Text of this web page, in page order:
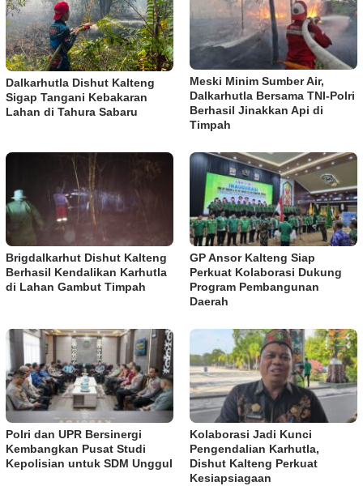
Dalkarhutla Dishut Kalteng
Sigap Tangani Kebakaran
Lahan di Tahura Sabaru
Meski Minim Sumber Air,
Dalkarhutla Bersama TNI-Polri
Berhasil Jinakkan Api di
Timpah
Brigdalkarhut Dishut Kalteng
Berhasil Kendalikan Karhutla
di Lahan Gambut Timpah
GP Ansor Kalteng Siap
Perkuat Kolaborasi Dukung
Program Pembangunan
Daerah
Polri dan UPR Bersinergi
Kembangkan Pusat Studi
Kepolisian untuk SDM Unggul
Kolaborasi Jadi Kunci
Pengendalian Karhutla,
Dishut Kalteng Perkuat
Kesiapsiagaan